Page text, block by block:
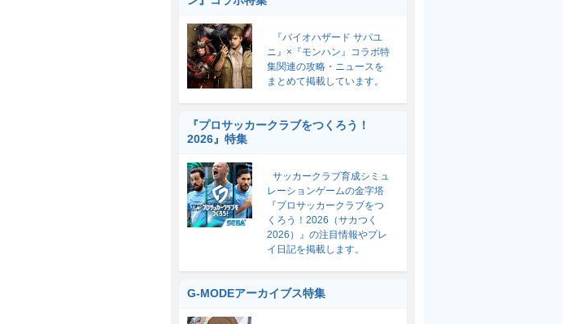
『バイオハザード サバユ
ニ』×『モンハン』コラボ特
集関連の攻略・ニュースを
まとめて掲載しています。
『プロサッカークラブをつくろう！
2026』特集
サッカークラブ育成シミュ
レーションゲームの金字塔
『プロサッカークラブをつ
くろう！2026（サカつく
2026）』の注目情報やプレ
イ日記を掲載します。
G-MODEアーカイブス特集